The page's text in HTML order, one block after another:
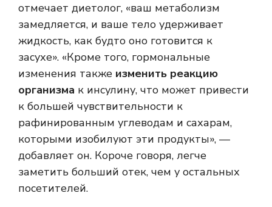
отмечает диетолог, «ваш метаболизм
замедляется, и ваше тело удерживает
жидкость, как будто оно готовится к
засухе». «Кроме того, гормональные
изменения также изменить реакцию
организма к инсулину, что может привести
к большей чувствительности к
рафинированным углеводам и сахарам,
которыми изобилуют эти продукты», —
добавляет он. Короче говоря, легче
заметить больший отек, чем у остальных
посетителей.